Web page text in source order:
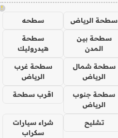
!
سطحة الرياض سطحه
سطحة بين
المدن
سطحة
هيدروليك
سطحة شمال
الرياض
سطحة غرب
الرياض
سطحة جنوب
الرياض
اقرب سطحة
تشليح
شراء سيارات
سكراب